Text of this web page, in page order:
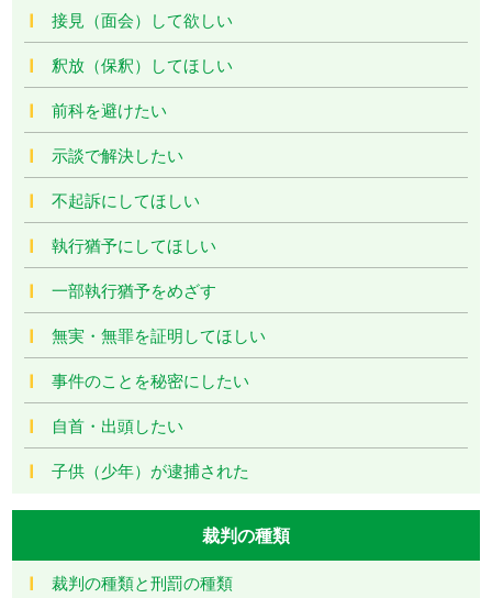
接見（面会）して欲しい
釈放（保釈）してほしい
前科を避けたい
示談で解決したい
不起訴にしてほしい
執行猶予にしてほしい
一部執行猶予をめざす
無実・無罪を証明してほしい
事件のことを秘密にしたい
自首・出頭したい
子供（少年）が逮捕された
裁判の種類
裁判の種類と刑罰の種類